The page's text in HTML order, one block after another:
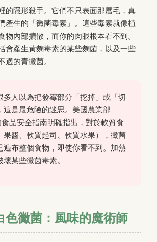
的隱形殺手。它們不只表面那層毛，真
產生的「黴菌毒素」。這些毒素就像植
物內部擴散，而你的肉眼根本看不到。
會產生黃麴毒素的某些麴菌，以及一些
適的青黴菌。
多人以為把發霉部分「挖掉」或「切
這是最危險的迷思。美國農業部
食品安全指南明確指出，對於軟質食
果醬、軟質起司、軟質水果），黴菌
遍布整個食物，即使你看不到。加熱
某些黴菌毒素。
色黴菌：風味的魔術師